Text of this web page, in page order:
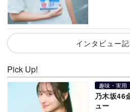
インタビュー
Pick Up!
趣味・実用
乃木坂46
ュー